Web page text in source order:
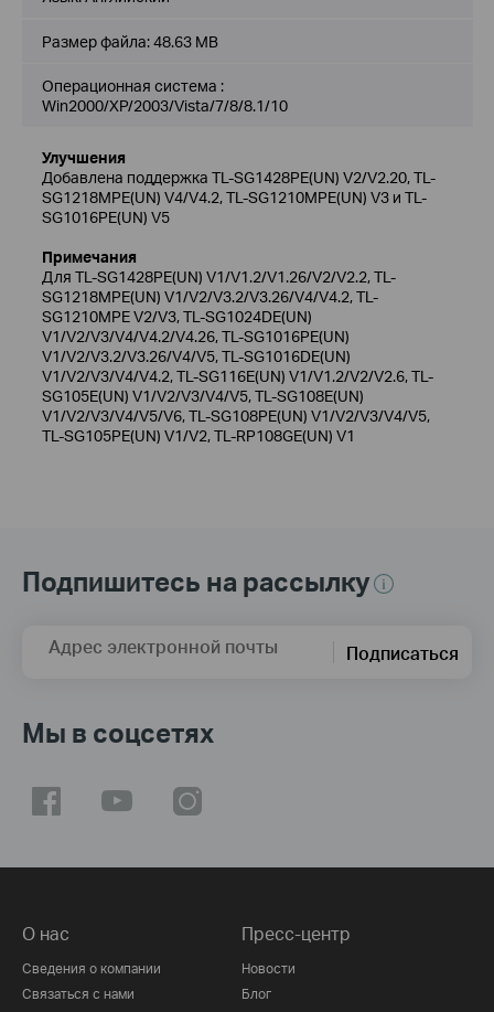
Размер файла:48.63 MB
Операционная система :
Win2000/XP/2003/Vista/7/8/8.1/10
Улучшения
Добавлена поддержка TL-SG1428PE(UN) V2/V2.20, TL-
SG1218MPE(UN) V4/V4.2, TL-SG1210MPE(UN) V3 и TL-
SG1016PE(UN) V5
Примечания
Для TL-SG1428PE(UN) V1/V1.2/V1.26/V2/V2.2, TL-
SG1218MPE(UN) V1/V2/V3.2/V3.26/V4/V4.2, TL-
SG1210MPE V2/V3, TL-SG1024DE(UN)
V1/V2/V3/V4/V4.2/V4.26, TL-SG1016PE(UN)
V1/V2/V3.2/V3.26/V4/V5, TL-SG1016DE(UN)
V1/V2/V3/V4/V4.2, TL-SG116E(UN) V1/V1.2/V2/V2.6, TL-
SG105E(UN) V1/V2/V3/V4/V5, TL-SG108E(UN)
V1/V2/V3/V4/V5/V6, TL-SG108PE(UN) V1/V2/V3/V4/V5,
TL-SG105PE(UN) V1/V2, TL-RP108GE(UN) V1
Подпишитесь на рассылку
Адрес электронной почты Подписаться
Мы в соцсетях
О нас
Сведения о компании
Связаться с нами
Пресс-центр
Новости
Блог